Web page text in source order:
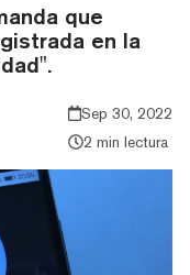
que
en la
Sep 30, 2022
2 min lectura